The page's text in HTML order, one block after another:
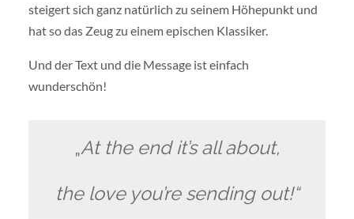
steigert sich ganz natürlich zu seinem Höhepunkt und
hat so das Zeug zu einem epischen Klassiker.
Und der Text und die Message ist einfach
wunderschön!
„At the end it’s all about,
the love you’re sending out!“